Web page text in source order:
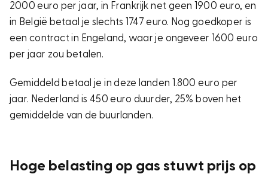
2000 euro per jaar, in Frankrijk net geen 1900 euro, en
in België betaal je slechts 1747 euro. Nog goedkoper is
een contract in Engeland, waar je ongeveer 1600 euro
per jaar zou betalen.
Gemiddeld betaal je in deze landen 1.800 euro per
jaar. Nederland is 450 euro duurder, 25% boven het
gemiddelde van de buurlanden.
Hoge belasting op gas stuwt prijs op